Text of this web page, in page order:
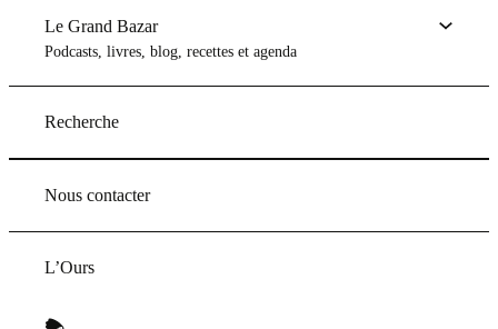
Le Grand Bazar
Podcasts, livres, blog, recettes et agenda
Recherche
Nous contacter
L’Ours